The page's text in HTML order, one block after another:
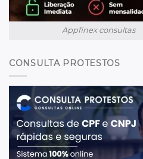
Appfinex consultas
CONSULTA PROTESTOS